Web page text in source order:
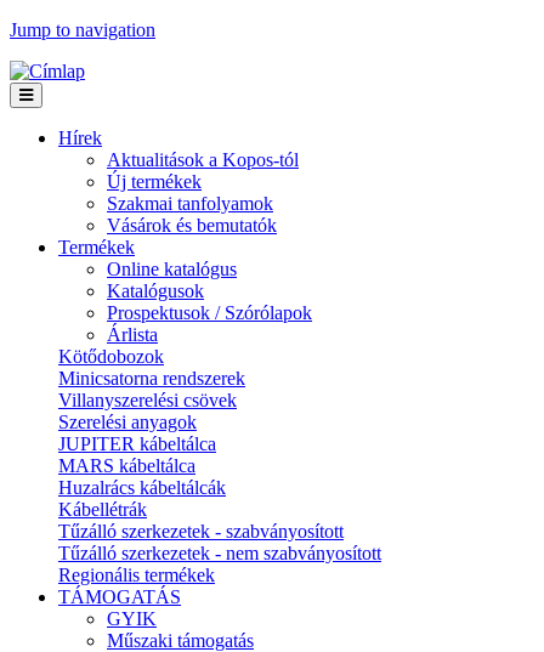
Jump to navigation
Hírek
Aktualitások a Kopos-tól
Új termékek
Szakmai tanfolyamok
Vásárok és bemutatók
Termékek
Online katalógus
Katalógusok
Prospektusok / Szórólapok
Árlista
Kötődobozok
Minicsatorna rendszerek
Villanyszerelési csövek
Szerelési anyagok
JUPITER kábeltálca
MARS kábeltálca
Huzalrács kábeltálcák
Kábellétrák
Tűzálló szerkezetek - szabványosított
Tűzálló szerkezetek - nem szabványosított
Regionális termékek
TÁMOGATÁS
GYIK
Műszaki támogatás